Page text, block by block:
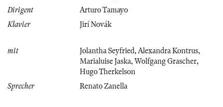
Dirigent
Arturo Tamayo
Klavier
Jirí Novák
mit Jolantha Seyfried, Alexandra Kontrus,
Marialuise Jaska, Wolfgang Grascher,
Hugo Therkelson
Sprecher
Renato Zanella